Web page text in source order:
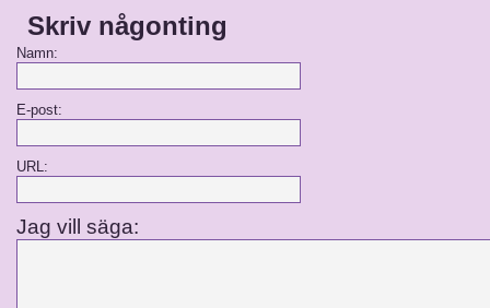
Skriv någonting
Namn:
E-post:
URL:
Jag vill säga: